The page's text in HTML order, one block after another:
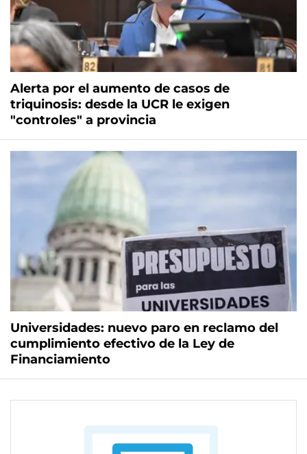
Alerta por el aumento de casos de
triquinosis: desde la UCR le exigen
"controles" a provincia
Universidades: nuevo paro en reclamo del
cumplimiento efectivo de la Ley de
Financiamiento